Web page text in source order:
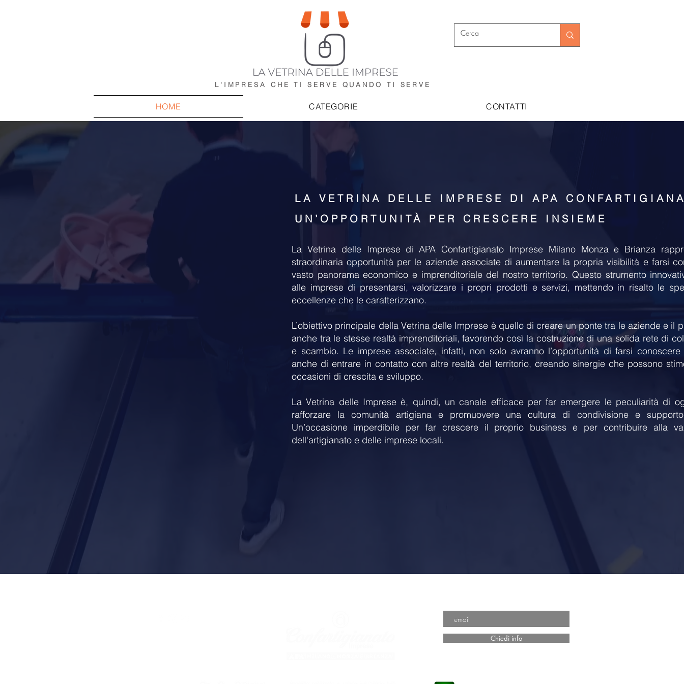
L'IMPRESA CHE TI SERVE QUANDO TI SERVE
HOME CATEGORIE CONTATTI
LA VETRINA DELLE IMPRESE DI APA
UN’OPPORTUNITÀ PER CRESCERE INSIEME
La Vetrina delle Imprese di APA Confartigianato Imprese Milano Monza e Brianza
straordinaria opportunità per le aziende associate di aumentare la propria visibilità e farsi
vasto panorama economico e imprenditoriale del nostro territorio. Questo strumento
alle imprese di presentarsi, valorizzare i propri prodotti e servizi, mettendo in risalto le
eccellenze che le caratterizzano.
L’obiettivo principale della Vetrina delle Imprese è quello di creare un ponte tra le aziende e il
anche tra le stesse realtà imprenditoriali, favorendo così la costruzione di una solida rete di
e scambio. Le imprese associate, infatti, non solo avranno l’opportunità di farsi
anche di entrare in contatto con altre realtà del territorio, creando sinergie che possono
occasioni di crescita e sviluppo.
La Vetrina delle Imprese è, quindi, un canale efficace per far emergere le peculiarità di
rafforzare la comunità artigiana e promuovere una cultura di condivisione e
Un’occasione imperdibile per far crescere il proprio business e per contribuire alla
dell'artigianato e delle imprese locali.
Chiedi info